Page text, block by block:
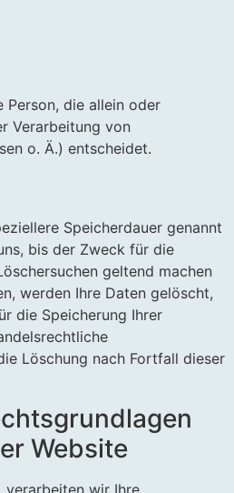
die allein oder
Verarbeitung von
o. Ä.) entscheidet.
Speicherdauer genannt
bis der Zweck für die
geltend machen
werden Ihre Daten gelöscht,
die Speicherung Ihrer
Löschung nach Fortfall dieser
Website